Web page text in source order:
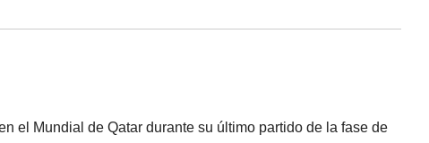
el Mundial de Qatar durante su último partido de la fase de